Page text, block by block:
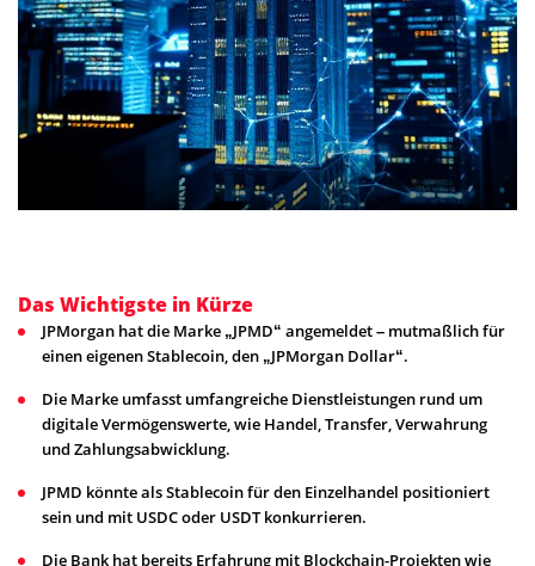
Das Wichtigste in Kürze
JPMorgan hat die Marke „JPMD“ angemeldet – mutmaßlich für
einen eigenen Stablecoin, den „JPMorgan Dollar“.
Die Marke umfasst umfangreiche Dienstleistungen rund um
digitale Vermögenswerte, wie Handel, Transfer, Verwahrung
und Zahlungsabwicklung.
JPMD könnte als Stablecoin für den Einzelhandel positioniert
sein und mit USDC oder USDT konkurrieren.
Die Bank hat bereits Erfahrung mit Blockchain-Projekten wie